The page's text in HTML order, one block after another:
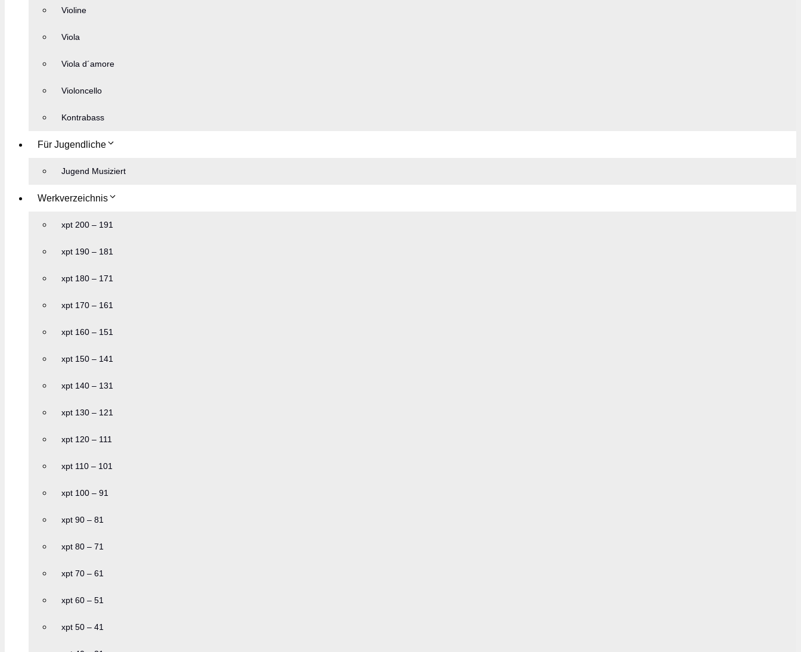
Violine
Viola
Viola d´amore
Violoncello
Kontrabass
Für Jugendliche
Jugend Musiziert
Werkverzeichnis
xpt 200 – 191
xpt 190 – 181
xpt 180 – 171
xpt 170 – 161
xpt 160 – 151
xpt 150 – 141
xpt 140 – 131
xpt 130 – 121
xpt 120 – 111
xpt 110 – 101
xpt 100 – 91
xpt 90 – 81
xpt 80 – 71
xpt 70 – 61
xpt 60 – 51
xpt 50 – 41